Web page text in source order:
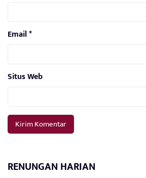
Email*
Situs Web
RENUNGAN HARIAN